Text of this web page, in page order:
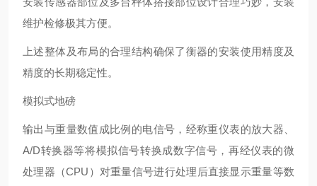
维护检修极其方便。
上述整体及布局的合理结构确保了衡器的安装使用精度及
精度的长期稳定性。
模拟式地磅
输出与重量数值成比例的电信号，经称重仪表的放大器、
A/D转换器等将模拟信号转换成数字信号，再经仪表的微
处理器（CPU）对重量信号进行处理后直接显示重量等数